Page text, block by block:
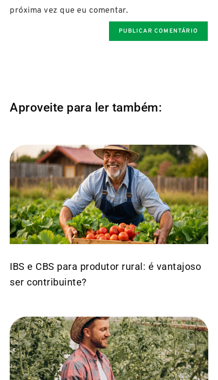
próxima vez que eu comentar.
Aproveite para ler também:
IBS e CBS para produtor rural: é vantajoso
ser contribuinte?